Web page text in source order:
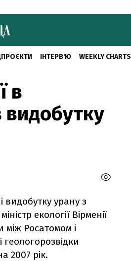
ІНТЕРВ'Ю WEEKLY CHARTS
в
видобутку
видобутку урану з
екології Вірменії
Росатомом і
геологорозвідки
2007 рік.